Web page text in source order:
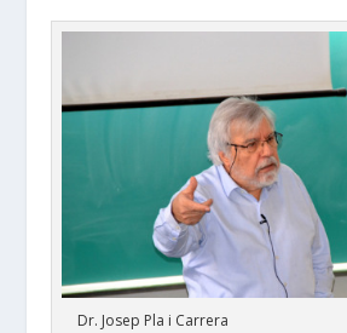
Dr. Josep Pla i Carrera